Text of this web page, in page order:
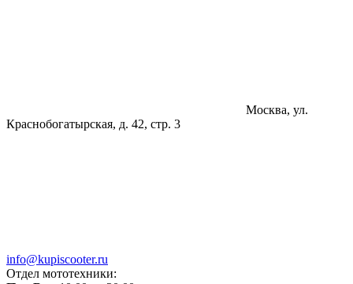
Москва, ул.
Краснобогатырская, д. 42, стр. 3
info@kupiscooter.ru
Отдел мототехники: